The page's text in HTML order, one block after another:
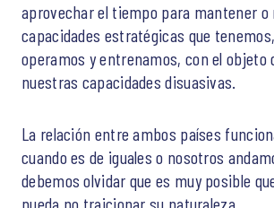
aprovechar el tiempo para mantener o
capacidades estratégicas que
operamos y entrenamos, con el objeto
nuestras capacidades disuasivas.
La relación entre ambos países
cuando es de iguales o nosotros
debemos olvidar que es muy posible
pueda no traicionar su naturaleza.